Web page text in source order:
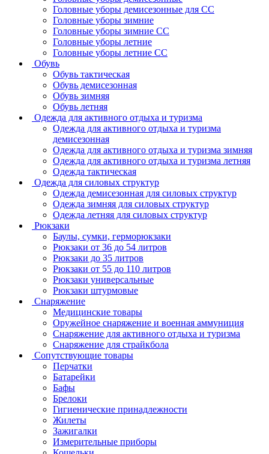
Головные уборы демисезонные для СС
Головные уборы зимние
Головные уборы зимние СС
Головные уборы летние
Головные уборы летние СС
Обувь
Обувь тактическая
Обувь демисезонная
Обувь зимняя
Обувь летняя
Одежда для активного отдыха и туризма
Одежда для активного отдыха и туризма
демисезонная
Одежда для активного отдыха и туризма зимняя
Одежда для активного отдыха и туризма летняя
Одежда тактическая
Одежда для силовых структур
Одежда демисезонная для силовых структур
Одежда зимняя для силовых структур
Одежда летняя для силовых структур
Рюкзаки
Баулы, сумки, герморюкзаки
Рюкзаки от 36 до 54 литров
Рюкзаки до 35 литров
Рюкзаки от 55 до 110 литров
Рюкзаки универсальные
Рюкзаки штурмовые
Снаряжение
Медицинские товары
Оружейное снаряжение и военная аммуниция
Снаряжение для активного отдыха и туризма
Снаряжение для страйкбола
Сопутствующие товары
Перчатки
Батарейки
Бафы
Брелоки
Гигиенические принадлежности
Жилеты
Зажигалки
Измерительные приборы